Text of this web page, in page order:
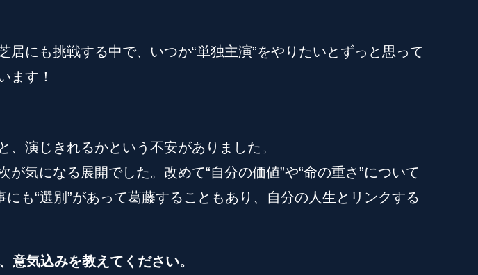
にも挑戦する中で、いつか“単独主演”をやりたいとずっと思って
ます！
演じきれるかという不安がありました。
気になる展開でした。改めて“自分の価値”や“命の重さ”について
も“選別”があって葛藤することもあり、自分の人生とリンクする
意気込みを教えてください。